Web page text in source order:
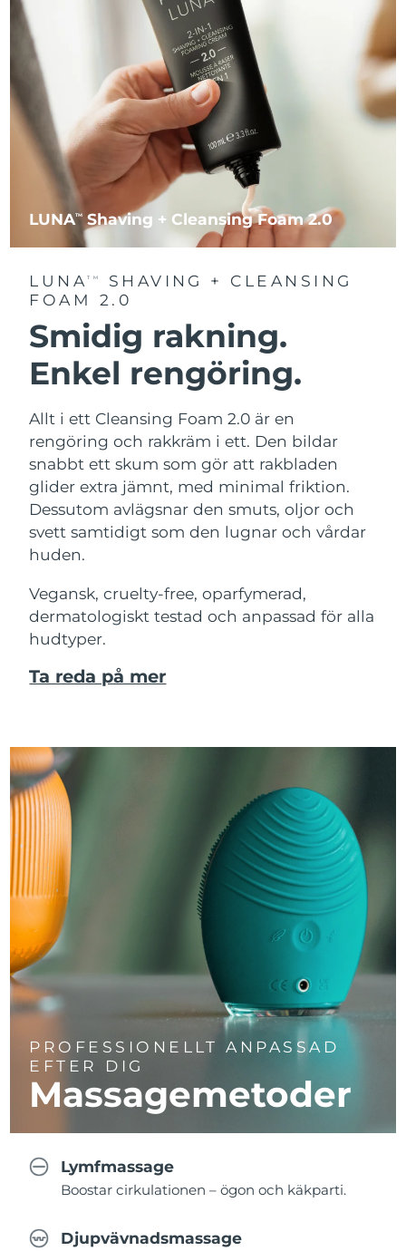
LUNATM Shaving + Cleansing Foam 2.0
LUNATM
SHAVING + CLEANSING
FOAM 2.0
Smidig rakning.
Enkel rengöring.
Allt i ett Cleansing Foam 2.0 är en
rengöring och rakkräm i ett. Den bildar
snabbt ett skum som gör att rakbladen
glider extra jämnt, med minimal friktion.
Dessutom avlägsnar den smuts, oljor och
svett samtidigt som den lugnar och vårdar
huden.
Vegansk, cruelty-free, oparfymerad,
dermatologiskt testad och anpassad för alla
hudtyper.
Ta reda på mer
PROFESSIONELLT ANPASSAD
EFTER DIG
Massagemetoder
Lymfmassage
Boostar cirkulationen – ögon och käkparti.
Djupvävnadsmassage